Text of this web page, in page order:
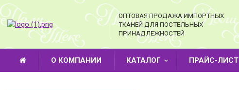
ОПТОВАЯ ПРОДАЖА ИМПОРТНЫХ
ТКАНЕЙ ДЛЯ ПОСТЕЛЬНЫХ
ПРИНАДЛЕЖНОСТЕЙ
О КОМПАНИИ КАТАЛОГ ПРАЙС-ЛИСТ